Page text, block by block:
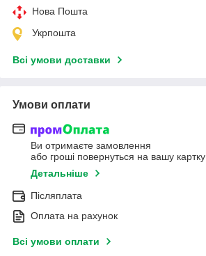
Нова Пошта
Укрпошта
Всі умови доставки
Умови оплати
Ви отримаєте замовлення
або гроші повернуться на вашу картку
Детальніше
Післяплата
Оплата на рахунок
Всі умови оплати